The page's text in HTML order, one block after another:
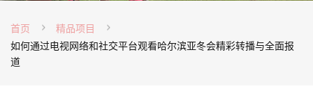
首页
精品项目
如何通过电视网络和社交平台观看哈尔滨亚冬会精彩转播与全面报
道